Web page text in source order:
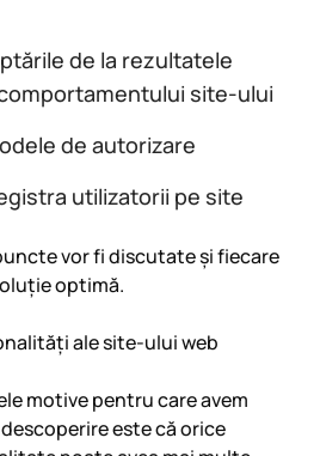
de la rezultatele
site-ului
de autorizare
utilizatorii pe site
vor fi discutate și fiecare
optimă.
ale site-ului web
motive pentru care avem
este că orice